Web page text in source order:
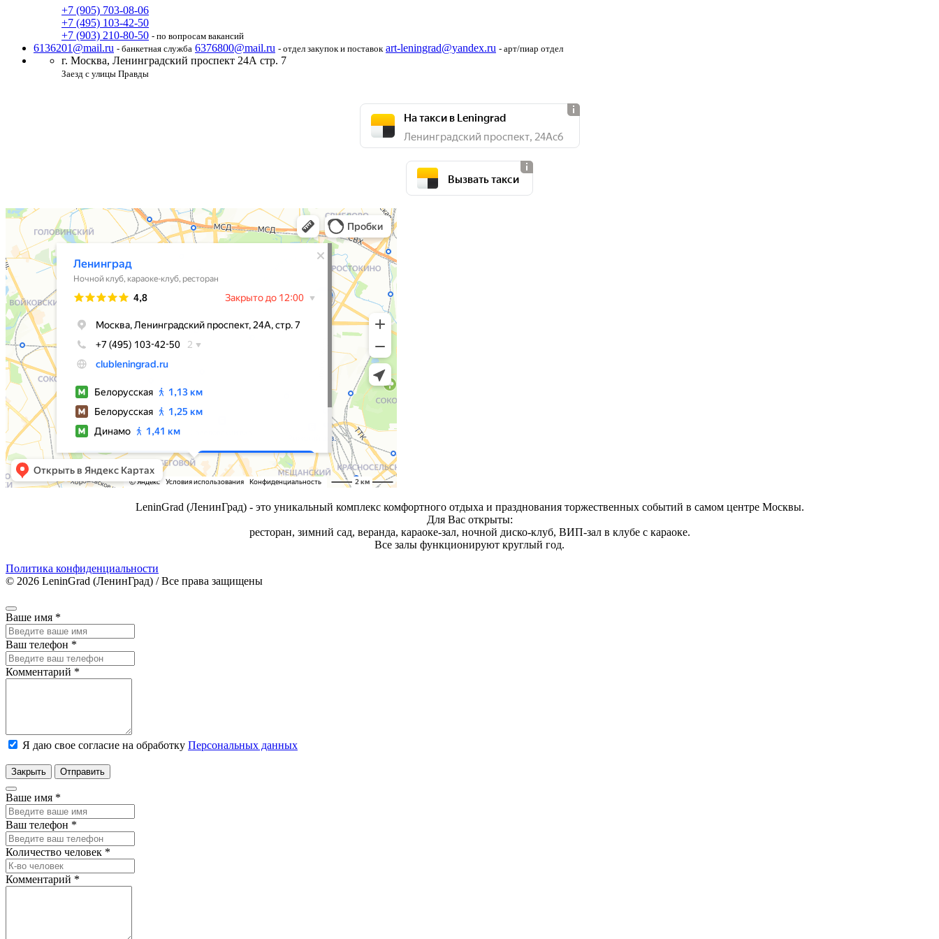
+7 (905) 703-08-06
+7 (495) 103-42-50
+7 (903) 210-80-50 - по вопросам вакансий
6136201@mail.ru - банкетная служба 6376800@mail.ru - отдел закупок и поставок art-leningrad@yandex.ru - арт/пиар отдел
г. Москва, Ленинградский проспект 24А стр. 7
Заезд с улицы Правды
На такси в Leningrad
Ленинградский проспект, 24Ас6
Вызвать такси
LeninGrad (ЛенинГрад) - это уникальный комплекс комфортного отдыха и празднования торжественных событий в самом центре Москвы.
Для Вас открыты:
ресторан, зимний сад, веранда, караоке-зал, ночной диско-клуб, ВИП-зал в клубе с караоке.
Все залы функционируют круглый год.
Политика конфиденциальности
© 2026 LeninGrad (ЛенинГрад) / Все права защищены
Ваше имя *
Ваш телефон *
Комментарий *
Я даю свое согласие на обработку Персональных данных
Закрыть Отправить
Ваше имя *
Ваш телефон *
Количество человек *
Комментарий *